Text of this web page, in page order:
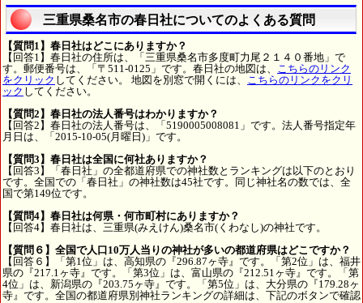
三重県桑名市の春日社についてのよくある質問
【質問1】春日社はどこにありますか？
【回答1】春日社の住所は、「三重県桑名市多度町力尾２１４０番地」で
す。郵便番号は、「〒511-0125」です。春日社の地図は、 こちらのリンク
をクリック してください。 地図を別窓で開くには、 こちらのリンクをクリ
ック してください。
【質問2】春日社の法人番号はわかりますか？
【回答2】春日社の法人番号は、「5190005008081」です。法人番号指定年
月日は、「2015-10-05(月曜日)」です。
【質問3】春日社は全国に何社ありますか？
【回答3】「春日社」の全都道府県での神社数とランキングは以下のとおり
です。全国での「春日社」の神社数は45社です。同じ神社名の数では、全
国で第149位です。
【質問4】春日社は何県・何市町村にありますか？
【回答4】春日社は、三重県(みえけん)桑名市(くわなし)の神社です。
【質問６】全国で人口10万人当りの神社が多いの都道府県はどこですか？
【回答６】「第1位」は、高知県の『296.87ヶ寺』です。「第2位」は、福井
県の『217.1ヶ寺』です。「第3位」は、富山県の『212.51ヶ寺』です。「第
4位」は、新潟県の『203.75ヶ寺』です。「第5位」は、大分県の『179.28ヶ
寺』です。全国の都道府県別神社ランキングの詳細は、下記のボタンで確認